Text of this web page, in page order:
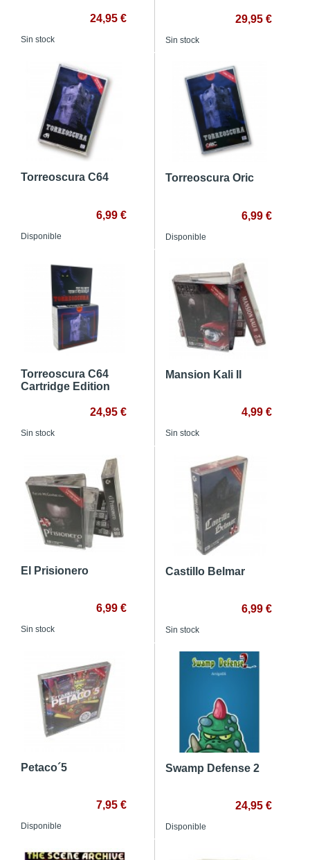
24,95 €
Sin stock
29,95 €
Sin stock
Torreoscura C64
6,99 €
Disponible
Torreoscura Oric
6,99 €
Disponible
Torreoscura C64
Cartridge Edition
24,95 €
Sin stock
Mansion Kali II
4,99 €
Sin stock
El Prisionero
6,99 €
Sin stock
Castillo Belmar
6,99 €
Sin stock
Petaco´5
7,95 €
Disponible
Swamp Defense 2
24,95 €
Disponible